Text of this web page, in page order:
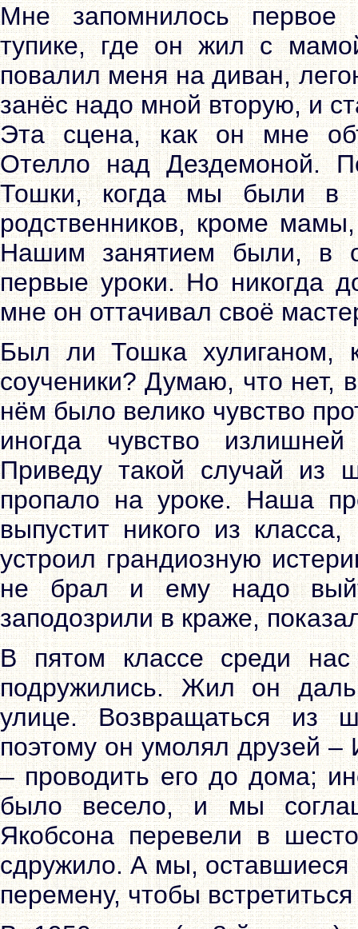
Мне запомнилось
тупике, где он жил с
повалил меня на диван,
занёс надо мной вторую, и
Эта сцена, как он мне
Отелло над Дездемоной.
Тошки, когда мы были в
родственников, кроме
Нашим занятием были, в
первые уроки. Но никогда
мне он оттачивал своё
Был ли Тошка хулиганом,
соученики? Думаю, что нет,
нём было велико чувство
иногда чувство
Приведу такой случай из
пропало на уроке. Наша
выпустит никого из
устроил грандиозную
не брал и ему надо
заподозрили в краже,
В пятом классе среди
подружились. Жил он
улице. Возвращаться из
поэтому он умолял друзей
– проводить его до дома;
было весело, и мы
Якобсона перевели в
сдружило. А мы, оставшиеся
перемену, чтобы